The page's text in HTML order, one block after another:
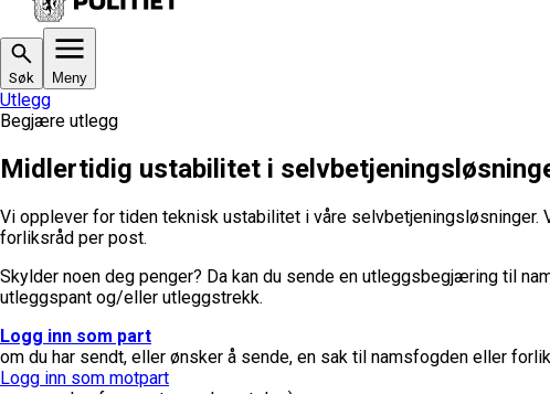
Søk Meny
Utlegg
Begjære utlegg
Midlertidig ustabilitet i
Vi opplever for tiden teknisk ustabilitet i våre
forliksråd per post.
Skylder noen deg penger? Da kan du sende en utleggsbegjæring til
utleggspant og/eller utleggstrekk.
Logg inn som part
om du har sendt, eller ønsker å sende, en sak til namsfogden eller
Logg inn som motpart